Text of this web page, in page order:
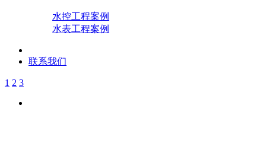
水控工程案例
水表工程案例
联系我们
1 2 3